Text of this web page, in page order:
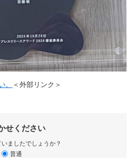
。 ＜外部リンク＞
せください
ましたでしょうか？
普通